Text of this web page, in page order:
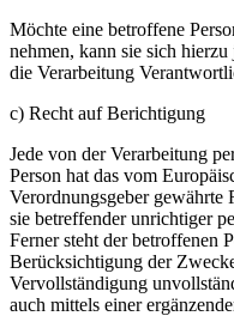
Möchte eine betroffene
nehmen, kann sie sich
die Verarbeitung
c) Recht auf Berichtigung
Jede von der Verarbeitung
Person hat das vom
Verordnungsgeber
sie betreffender unrichtiger
Ferner steht der betroffenen
Berücksichtigung der
Vervollständigung
auch mittels einer